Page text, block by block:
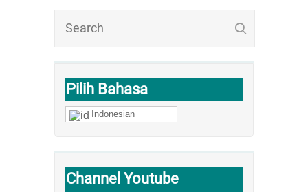
Pilih Bahasa
Indonesian
Channel Youtube